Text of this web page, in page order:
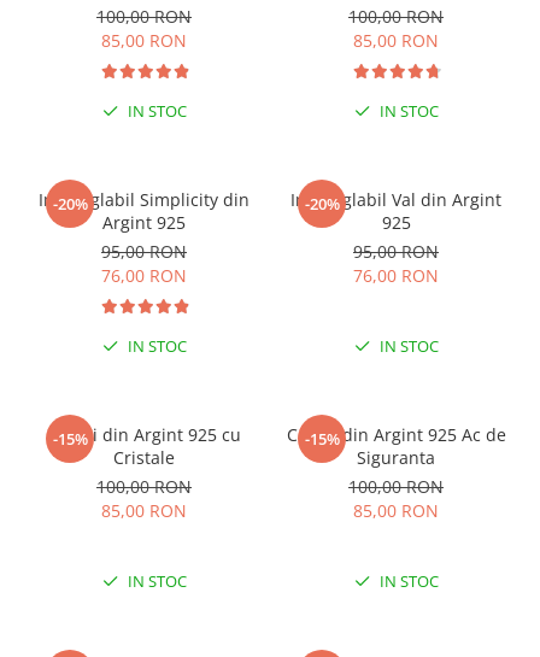
100,00 RON
85,00 RON
IN STOC
100,00 RON
85,00 RON
IN STOC
-20%
Inel reglabil Simplicity din
Argint 925
95,00 RON
76,00 RON
IN STOC
-20%
Inel reglabil Val din Argint
925
95,00 RON
76,00 RON
IN STOC
-15%
Cercei din Argint 925 cu
Cristale
100,00 RON
85,00 RON
IN STOC
-15%
Cercei din Argint 925 Ac de
Siguranta
100,00 RON
85,00 RON
IN STOC